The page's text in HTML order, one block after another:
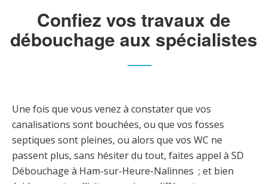
Confiez vos travaux de
débouchage aux spécialistes
Une fois que vous venez à constater que vos
canalisations sont bouchées, ou que vos fosses
septiques sont pleines, ou alors que vos WC ne
passent plus, sans hésiter du tout, faites appel à SD
Débouchage à Ham-sur-Heure-Nalinnes ; et bien